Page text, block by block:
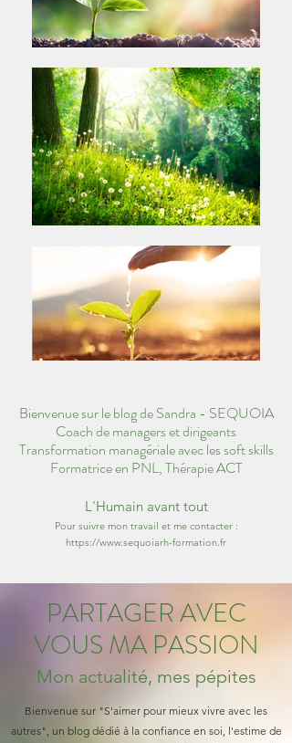
Bienvenue sur le blog de Sandra - SEQUOIA
Coach de managers et dirigeants
Transformation managériale avec les soft skills
Formatrice en PNL, Thérapie ACT
L'Humain avant tout
Pour suivre mon travail et me contacter :
https://www.sequoiarh-formation.fr
PARTAGER AVEC
VOUS MA PASSION
Mon actualité, mes pépites
Bienvenue sur "S'aimer pour mieux vivre avec les
autres", un blog dédié à la confiance en soi, l'estime de